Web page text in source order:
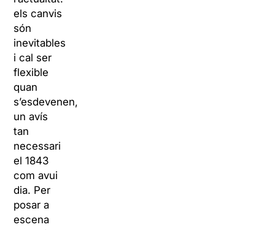
els canvis
són
inevitables
i cal ser
flexible
quan
s’esdevenen,
un avís
tan
necessari
el 1843
com avui
dia. Per
posar a
escena